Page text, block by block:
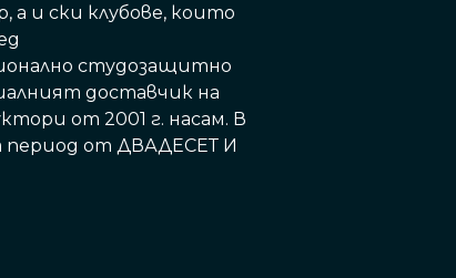
а и ски клубове, които
студозащитно
доставчик на
от 2001 г. насам. В
период от ДВАДЕСЕТ И